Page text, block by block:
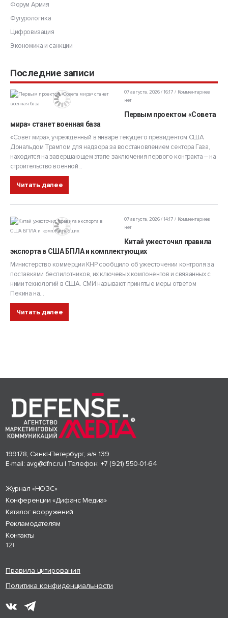
Форум Армия
Футурологика
Цифровизация
Экономика и санкции
Последние записи
07 августа, 2026 / 16:17
Комментариев
нет
Первым проектом «Совета
мира» станет военная база
«Совет мира», учрежденный в январе текущего президентом США
Дональдом Трампом для надзора за восстановлением сектора Газа,
находится на завершающем этапе заключения первого контракта – на
строительство военной...
Читать далее
07 августа, 2026 / 14:17
Комментариев
нет
Китай ужесточил правила
экспорта в США БПЛА и комплектующих
Министерство коммерции КНР сообщило об ужесточении контроля за
поставками беспилотников, их ключевых компонентов и связанных с
ними технологий в США. СМИ называют принятые меры ответом
Пекина на...
Читать далее
199178, Санкт-Петербург, а/я 139
E-mail: avg@dfnc.ru | Телефон: +7 (921) 550-01-64
Журнал «НОЗС»
Конференции «Дифанс Медиа»
Каталог вооружений
Рекламодателям
Контакты
12+
Правила цитирования
Политика конфиденциальности